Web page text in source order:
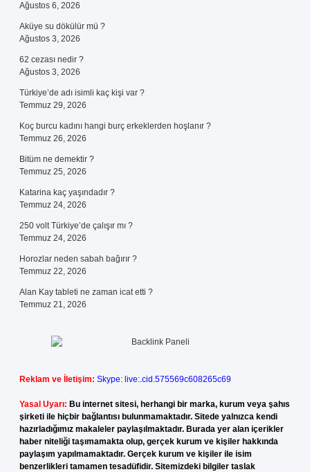
Ağustos 6, 2026
Aküye su dökülür mü ?
Ağustos 3, 2026
62 cezası nedir ?
Ağustos 3, 2026
Türkiye’de adı isimli kaç kişi var ?
Temmuz 29, 2026
Koç burcu kadını hangi burç erkeklerden hoşlanır ?
Temmuz 26, 2026
Bitüm ne demektir ?
Temmuz 25, 2026
Katarina kaç yaşındadır ?
Temmuz 24, 2026
250 volt Türkiye’de çalışır mı ?
Temmuz 24, 2026
Horozlar neden sabah bağırır ?
Temmuz 22, 2026
Alan Kay tableti ne zaman icat etti ?
Temmuz 21, 2026
Reklam ve İletişim: Skype: live:.cid.575569c608265c69
Yasal Uyarı: Bu internet sitesi, herhangi bir marka, kurum veya şahıs
şirketi ile hiçbir bağlantısı bulunmamaktadır. Sitede yalnızca kendi
hazırladığımız makaleler paylaşılmaktadır. Burada yer alan içerikler
haber niteliği taşımamakta olup, gerçek kurum ve kişiler hakkında
paylaşım yapılmamaktadır. Gerçek kurum ve kişiler ile isim
benzerlikleri tamamen tesadüfidir. Sitemizdeki bilgiler taslak